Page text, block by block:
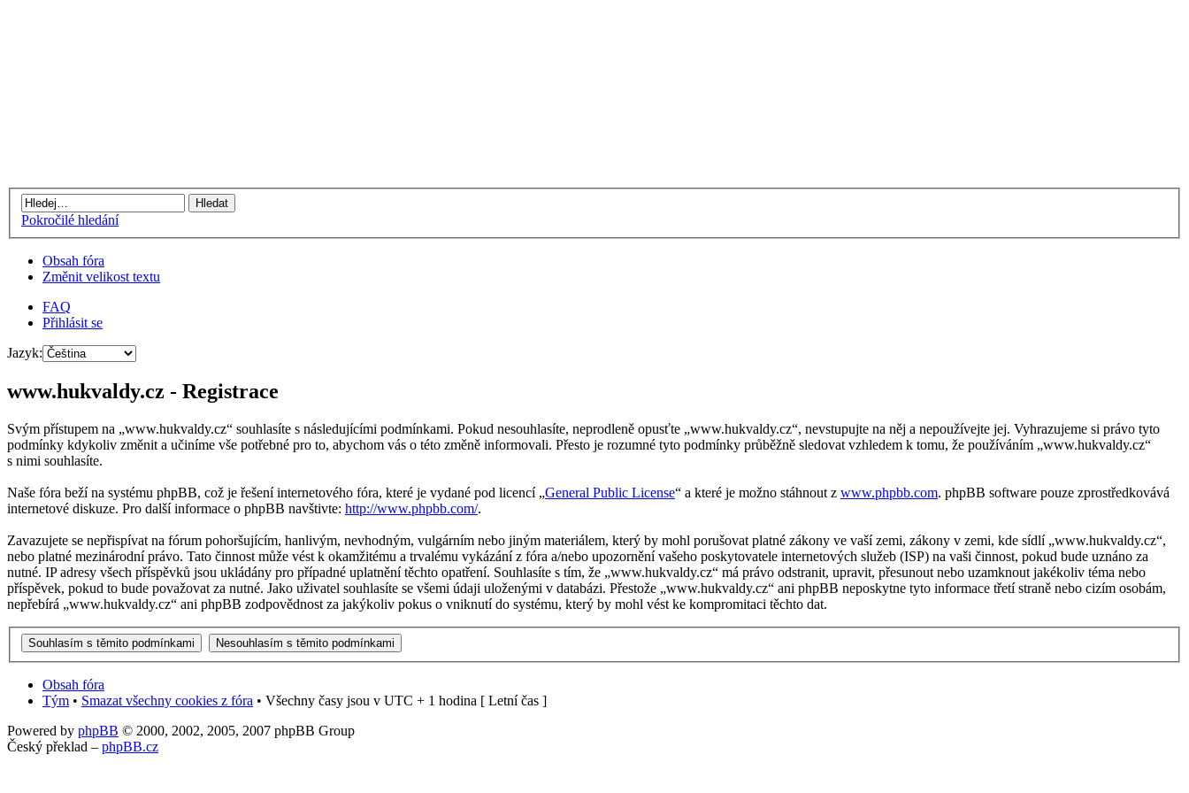
Pokročilé hledání
Obsah fóra
Změnit velikost textu
FAQ
Přihlásit se
Jazyk:
www.hukvaldy.cz - Registrace
Svým přístupem na „www.hukvaldy.cz“ souhlasíte s následujícími podmínkami. Pokud nesouhlasíte, neprodleně opusťte „www.hukvaldy.cz“, nevstupujte na něj a nepoužívejte jej. Vyhrazujeme si právo tyto
podmínky kdykoliv změnit a učiníme vše potřebné pro to, abychom vás o této změně informovali. Přesto je rozumné tyto podmínky průběžně sledovat vzhledem k tomu, že používáním „www.hukvaldy.cz“
s nimi souhlasíte.
Naše fóra beží na systému phpBB, což je řešení internetového fóra, které je vydané pod licencí „General Public License“ a které je možno stáhnout z www.phpbb.com. phpBB software pouze zprostředkovává
internetové diskuze. Pro další informace o phpBB navštivte: http://www.phpbb.com/.
Zavazujete se nepřispívat na fórum pohoršujícím, hanlivým, nevhodným, vulgárním nebo jiným materiálem, který by mohl porušovat platné zákony ve vaší zemi, zákony v zemi, kde sídlí „www.hukvaldy.cz“,
nebo platné mezinárodní právo. Tato činnost může vést k okamžitému a trvalému vykázání z fóra a/nebo upozornění vašeho poskytovatele internetových služeb (ISP) na vaši činnost, pokud bude uznáno za
nutné. IP adresy všech příspěvků jsou ukládány pro případné uplatnění těchto opatření. Souhlasíte s tím, že „www.hukvaldy.cz“ má právo odstranit, upravit, přesunout nebo uzamknout jakékoliv téma nebo
příspěvek, pokud to bude považovat za nutné. Jako uživatel souhlasíte se všemi údaji uloženými v databázi. Přestože „www.hukvaldy.cz“ ani phpBB neposkytne tyto informace třetí straně nebo cizím osobám,
nepřebírá „www.hukvaldy.cz“ ani phpBB zodpovědnost za jakýkoliv pokus o vniknutí do systému, který by mohl vést ke kompromitaci těchto dat.
Obsah fóra
Tým • Smazat všechny cookies z fóra • Všechny časy jsou v UTC + 1 hodina [ Letní čas ]
Powered by phpBB © 2000, 2002, 2005, 2007 phpBB Group
Český překlad – phpBB.cz